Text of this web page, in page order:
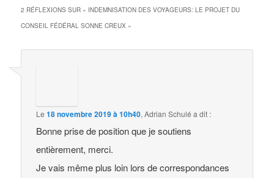
2 RÉFLEXIONS SUR « INDEMNISATION DES VOYAGEURS: LE PROJET DU
CONSEIL FÉDÉRAL SONNE CREUX »
Le18 novembre 2019 à 10h40,Adrian Schulé a dit :
Bonne prise de position que je soutiens
entièrement, merci.
Je vais même plus loin lors de correspondances